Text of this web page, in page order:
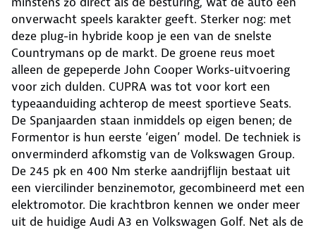
onverwacht speels karakter geeft. Sterker nog: met
deze plug-in hybride koop je een van de snelste
Countrymans op de markt. De groene reus moet
alleen de gepeperde John Cooper Works-uitvoering
voor zich dulden. CUPRA was tot voor kort een
typeaanduiding achterop de meest sportieve Seats.
De Spanjaarden staan inmiddels op eigen benen; de
Formentor is hun eerste ‘eigen’ model. De techniek is
onverminderd afkomstig van de Volkswagen Group.
De 245 pk en 400 Nm sterke aandrijflijn bestaat uit
een viercilinder benzinemotor, gecombineerd met een
elektromotor. Die krachtbron kennen we onder meer
uit de huidige Audi A3 en Volkswagen Golf. Net als de